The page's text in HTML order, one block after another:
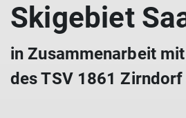
Skigebiet
in Zusammenarbeit
des TSV 1861 Zirndorf